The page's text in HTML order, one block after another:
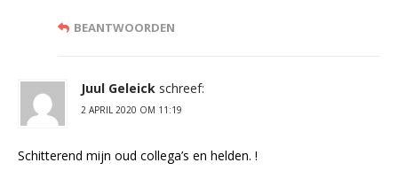
BEANTWOORDEN
Juul Geleick schreef:
2 APRIL 2020 OM 11:19
Schitterend mijn oud collega’s en helden. !